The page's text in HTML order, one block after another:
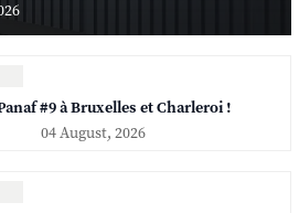
#9 à Bruxelles et Charleroi !
04 August, 2026